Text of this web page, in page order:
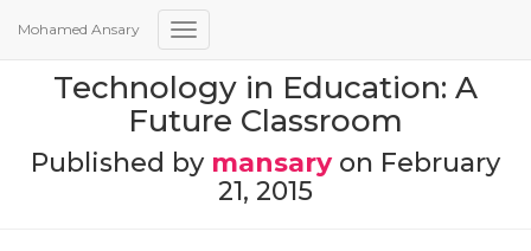
Mohamed Ansary
Toggle
Navigation
Technology in Education: A
Future Classroom
Published by mansaryon February
21, 2015